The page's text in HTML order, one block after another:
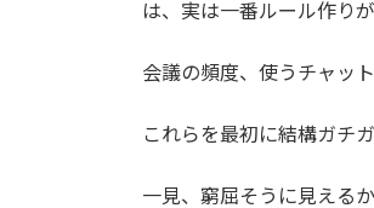
は、実は一番ルール作り
会議の頻度、使うチャッ
これらを最初に結構ガチ
一見、窮屈そうに見える